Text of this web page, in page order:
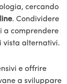
cercando
. Condividere
a comprendere
vista alternativi.
e offrire
a sviluppare